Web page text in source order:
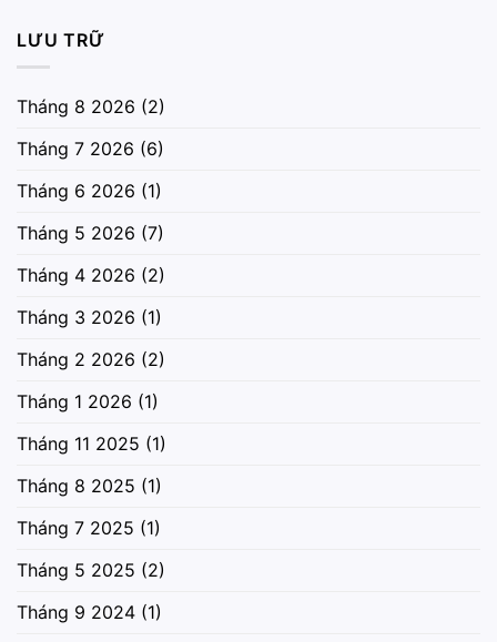
LƯU TRỮ
Tháng 8 2026 (2)
Tháng 7 2026 (6)
Tháng 6 2026 (1)
Tháng 5 2026 (7)
Tháng 4 2026 (2)
Tháng 3 2026 (1)
Tháng 2 2026 (2)
Tháng 1 2026 (1)
Tháng 11 2025 (1)
Tháng 8 2025 (1)
Tháng 7 2025 (1)
Tháng 5 2025 (2)
Tháng 9 2024 (1)